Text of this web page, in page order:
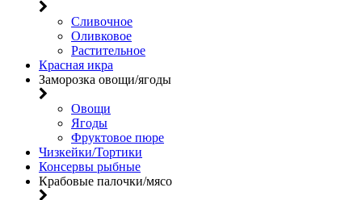
Сливочное
Оливковое
Растительное
Красная икра
Заморозка овощи/ягоды
Овощи
Ягоды
Фруктовое пюре
Чизкейки/Тортики
Консервы рыбные
Крабовые палочки/мясо